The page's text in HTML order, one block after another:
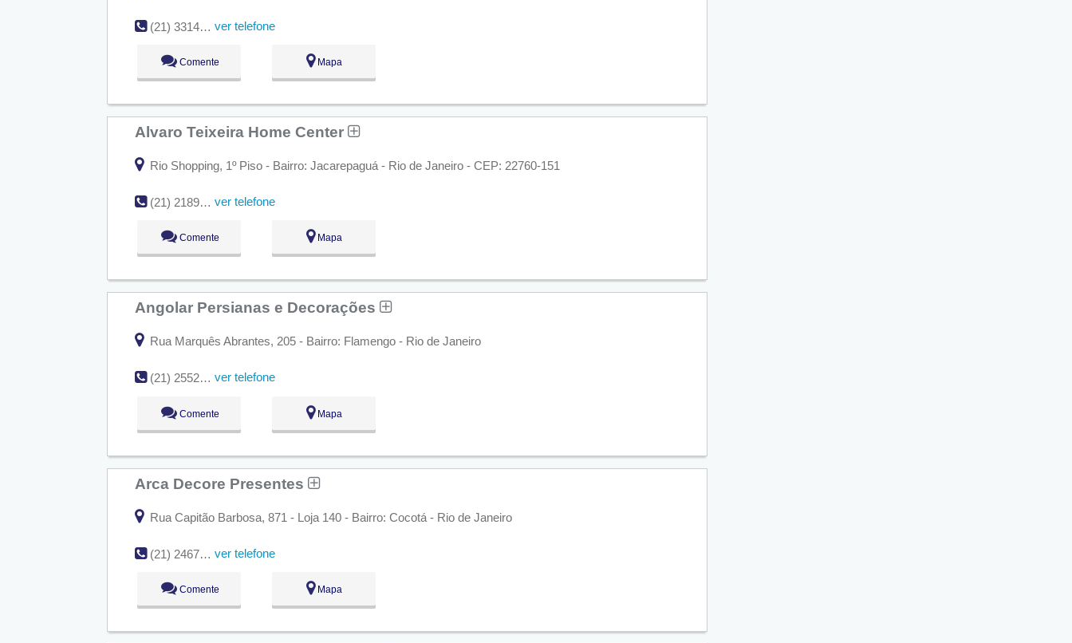
(21) 3314-3076 ver telefone
Comente Mapa
Alvaro Teixeira Home Center
Rio Shopping, 1º Piso - Bairro: Jacarepaguá - Rio de Janeiro - CEP: 22760-151
(21) 2189-9797 ver telefone
Comente Mapa
Angolar Persianas e Decorações
Rua Marquês Abrantes, 205 - Bairro: Flamengo - Rio de Janeiro
(21) 2552-4119 ver telefone
Comente Mapa
Arca Decore Presentes
Rua Capitão Barbosa, 871 - Loja 140 - Bairro: Cocotá - Rio de Janeiro
(21) 2467-2688 ver telefone
Comente Mapa